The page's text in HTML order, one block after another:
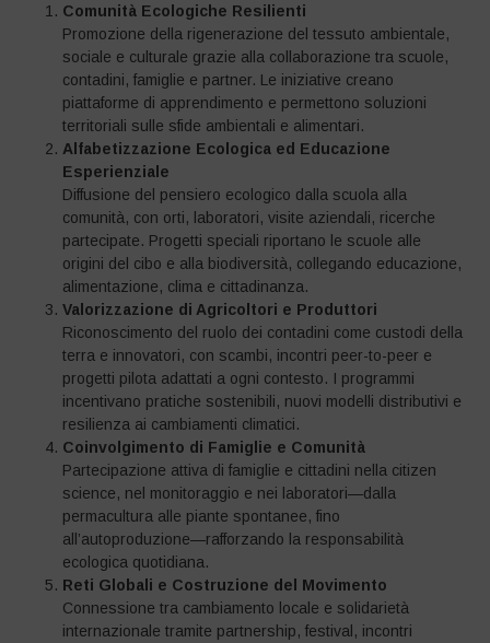
Comunità Ecologiche Resilienti
Promozione della rigenerazione del tessuto ambientale,
sociale e culturale grazie alla collaborazione tra scuole,
contadini, famiglie e partner. Le iniziative creano
piattaforme di apprendimento e permettono soluzioni
territoriali sulle sfide ambientali e alimentari.
Alfabetizzazione Ecologica ed Educazione
Esperienziale
Diffusione del pensiero ecologico dalla scuola alla
comunità, con orti, laboratori, visite aziendali, ricerche
partecipate. Progetti speciali riportano le scuole alle
origini del cibo e alla biodiversità, collegando educazione,
alimentazione, clima e cittadinanza.
Valorizzazione di Agricoltori e Produttori
Riconoscimento del ruolo dei contadini come custodi della
terra e innovatori, con scambi, incontri peer-to-peer e
progetti pilota adattati a ogni contesto. I programmi
incentivano pratiche sostenibili, nuovi modelli distributivi e
resilienza ai cambiamenti climatici.
Coinvolgimento di Famiglie e Comunità
Partecipazione attiva di famiglie e cittadini nella citizen
science, nel monitoraggio e nei laboratori—dalla
permacultura alle piante spontanee, fino
all’autoproduzione—rafforzando la responsabilità
ecologica quotidiana.
Reti Globali e Costruzione del Movimento
Connessione tra cambiamento locale e solidarietà
internazionale tramite partnership, festival, incontri